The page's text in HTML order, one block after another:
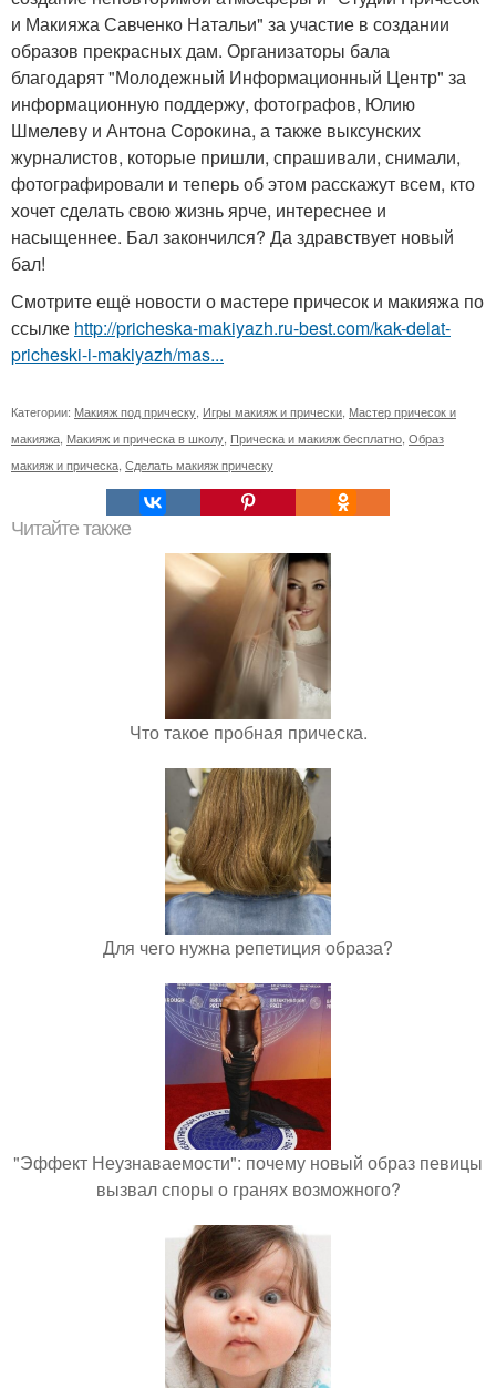
и Макияжа Савченко Натальи" за участие в создании
образов прекрасных дам. Организаторы бала
благодарят "Молодежный Информационный Центр" за
информационную поддержу, фотографов, Юлию
Шмелеву и Антона Сорокина, а также выксунских
журналистов, которые пришли, спрашивали, снимали,
фотографировали и теперь об этом расскажут всем, кто
хочет сделать свою жизнь ярче, интереснее и
насыщеннее. Бал закончился? Да здравствует новый
бал!
Смотрите ещё новости о мастере причесок и макияжа по
ссылке http://pricheska-makiyazh.ru-best.com/kak-delat-
pricheski-i-makiyazh/mas...
Категории: Макияж под прическу, Игры макияж и прически, Мастер причесок и
макияжа, Макияж и прическа в школу, Прическа и макияж бесплатно, Образ
макияж и прическа, Сделать макияж прическу
Читайте также
Что такое пробная прическа.
Для чего нужна репетиция образа?
"Эффект Неузнаваемости": почему новый образ певицы
вызвал споры о гранях возможного?